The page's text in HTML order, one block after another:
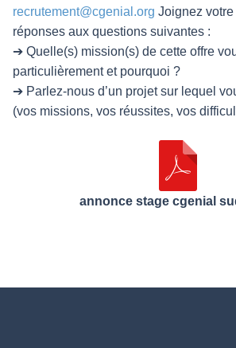
recrutement@cgenial.org Joignez
réponses aux questions suivantes :
➔ Quelle(s) mission(s) de cette offre
particulièrement et pourquoi ?
➔ Parlez-nous d’un projet sur lequel
(vos missions, vos réussites, vos
annonce stage cgenial